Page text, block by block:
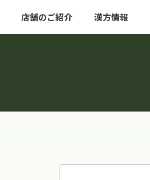
店舗のご紹介 漢方情報